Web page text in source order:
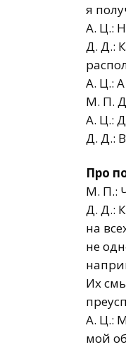
я
А. Ц.:
Д. Д.:
А. Ц.:
М. П.
А. Ц.:
Д. Д.:
Про
М. П.:
Д. Д.:
на
не
Их
А. Ц.:
мой